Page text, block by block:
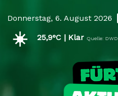
content
Donnerstag, 6. August 2026
☀️ 25,9°C | Klar Quelle: DWD